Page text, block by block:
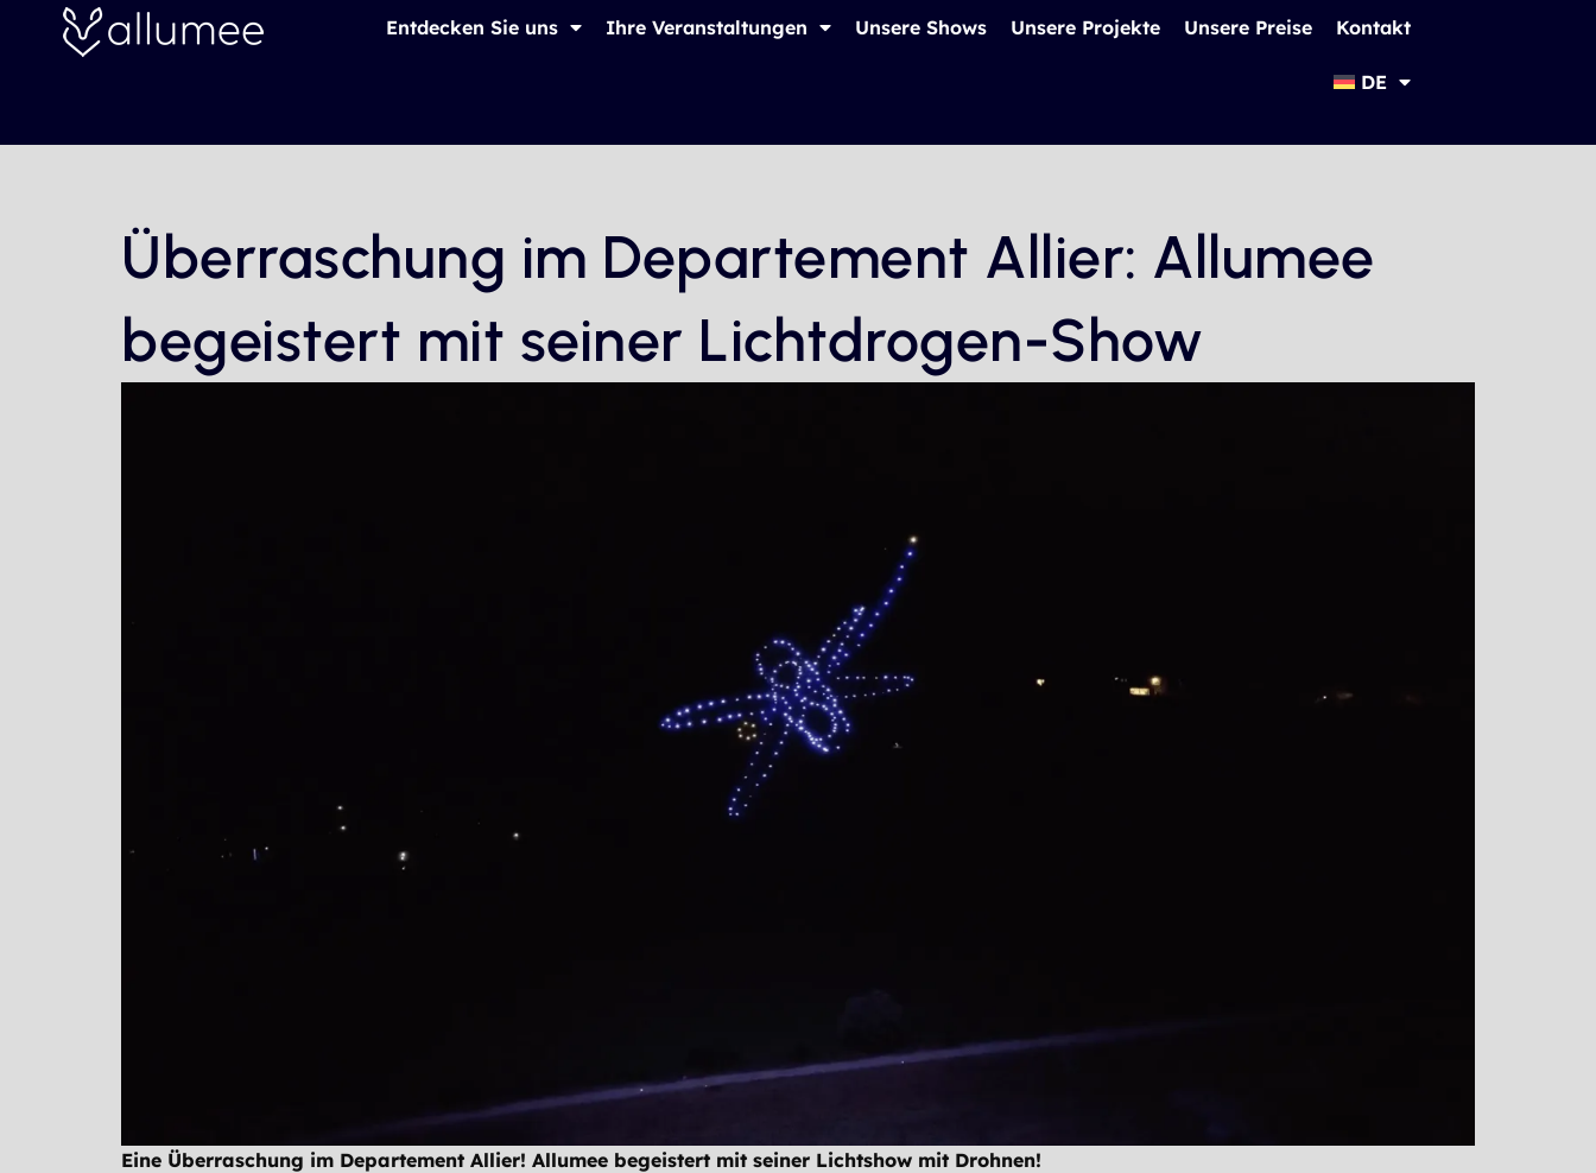
Entdecken Sie uns Ihre Veranstaltungen Unsere Shows Unsere Projekte Unsere Preise Kontakt
DE
Überraschung im Departement Allier: Allumee
begeistert mit seiner Lichtdrogen-Show
Eine Überraschung im Departement Allier! Allumee begeistert mit seiner Lichtshow mit Drohnen!